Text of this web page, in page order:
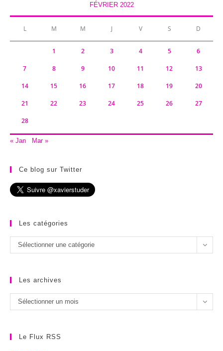
FÉVRIER 2022
L M M J V S D
1 2 3 4 5 6
7 8 9 10 11 12 13
14 15 16 17 18 19 20
21 22 23 24 25 26 27
28
« Jan Mar »
Ce blog sur Twitter
Les catégories
Les
catégories
Sélectionner une catégorie
Les archives
Les
archives
Sélectionner un mois
Le Flux RSS